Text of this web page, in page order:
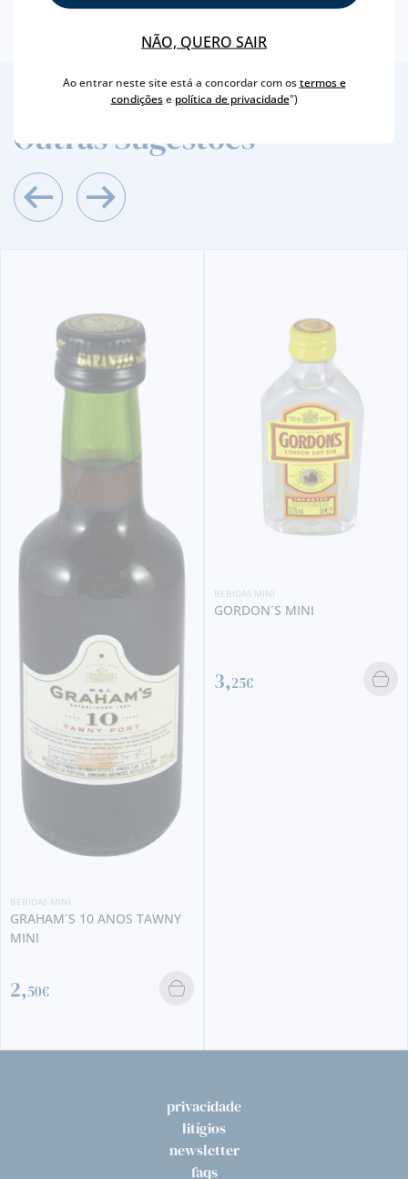
Outras Sugestões
MINI
10 ANOS TAWNY
50€
BEBIDAS MINI
GORDON´S MINI
25€
privacidade
litígios
newsletter
faqs
NÃO, QUERO SAIR
Ao entrar neste site está a concordar com ostermos e
condiçõese política de privacidade")